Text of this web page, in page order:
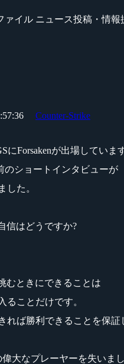
ァイル ニュース投稿・情報
Counter-Strike
Forsakenが出場していま
のショートインタビューが
した。
はどうですか?
むときにできることは
ることだけです。
れば勝利できることを保証
大なプレーヤーを失いま